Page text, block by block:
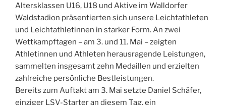
Altersklassen U16, U18 und Aktive im Walldorfer
Waldstadion präsentierten sich unsere Leichtathleten
und Leichtathletinnen in starker Form. An zwei
Wettkampftagen – am 3. und 11. Mai – zeigten
Athletinnen und Athleten herausragende Leistungen,
sammelten insgesamt zehn Medaillen und erzielten
zahlreiche persönliche Bestleistungen.
Bereits zum Auftakt am 3. Mai setzte Daniel Schäfer,
einziger LSV-Starter an diesem Tag, ein